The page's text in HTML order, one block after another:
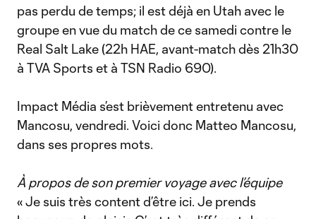
pas perdu de temps; il est déjà en Utah avec le
groupe en vue du match de ce samedi contre le
Real Salt Lake (22h HAE, avant-match dès 21h30
à TVA Sports et à TSN Radio 690).
Impact Média s’est brièvement entretenu avec
Mancosu, vendredi. Voici donc Matteo Mancosu,
dans ses propres mots.
À propos de son premier voyage avec l’équipe
« Je suis très content d’être ici. Je prends